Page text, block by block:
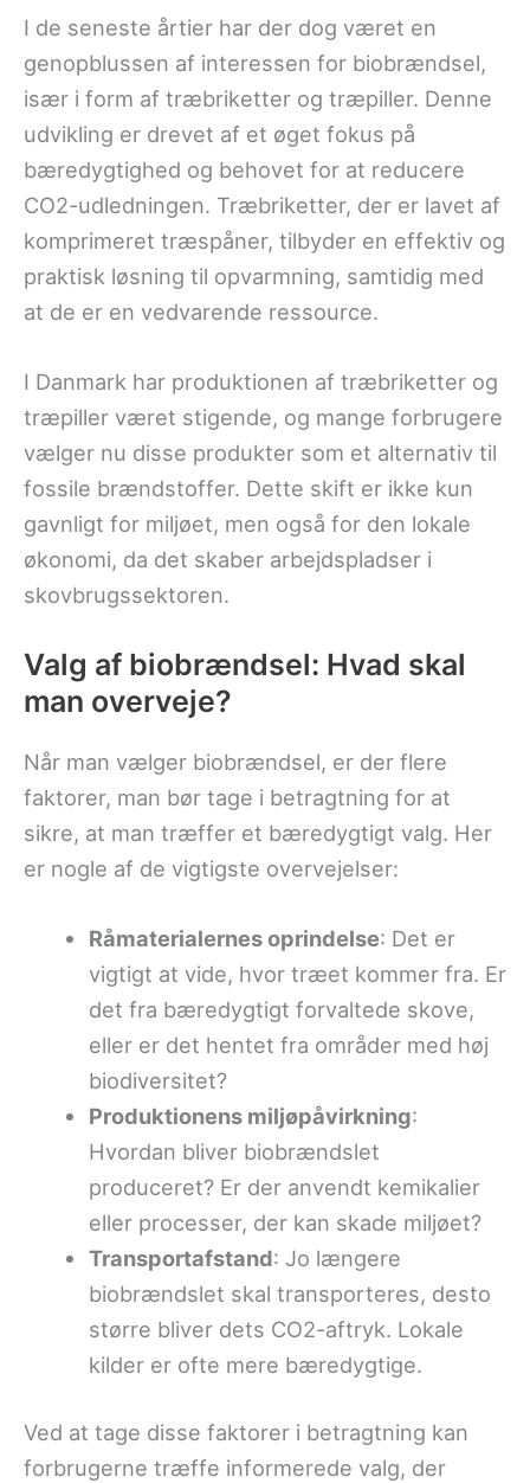
I de seneste årtier har der dog været en
genopblussen af interessen for biobrændsel,
især i form af træbriketter og træpiller. Denne
udvikling er drevet af et øget fokus på
bæredygtighed og behovet for at reducere
CO2-udledningen. Træbriketter, der er lavet af
komprimeret træspåner, tilbyder en effektiv og
praktisk løsning til opvarmning, samtidig med
at de er en vedvarende ressource.
I Danmark har produktionen af træbriketter og
træpiller været stigende, og mange forbrugere
vælger nu disse produkter som et alternativ til
fossile brændstoffer. Dette skift er ikke kun
gavnligt for miljøet, men også for den lokale
økonomi, da det skaber arbejdspladser i
skovbrugssektoren.
Valg af biobrændsel: Hvad skal
man overveje?
Når man vælger biobrændsel, er der flere
faktorer, man bør tage i betragtning for at
sikre, at man træffer et bæredygtigt valg. Her
er nogle af de vigtigste overvejelser:
Råmaterialernes oprindelse: Det er
vigtigt at vide, hvor træet kommer fra. Er
det fra bæredygtigt forvaltede skove,
eller er det hentet fra områder med høj
biodiversitet?
Produktionens miljøpåvirkning:
Hvordan bliver biobrændslet
produceret? Er der anvendt kemikalier
eller processer, der kan skade miljøet?
Transportafstand: Jo længere
biobrændslet skal transporteres, desto
større bliver dets CO2-aftryk. Lokale
kilder er ofte mere bæredygtige.
Ved at tage disse faktorer i betragtning kan
forbrugerne træffe informerede valg, der